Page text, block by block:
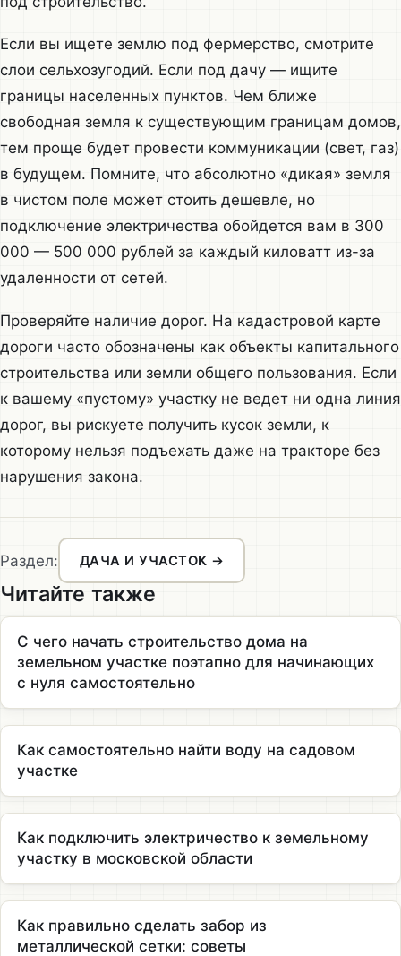
Если вы ищете землю под фермерство, смотрите
слои сельхозугодий. Если под дачу — ищите
границы населенных пунктов. Чем ближе
свободная земля к существующим границам домов,
тем проще будет провести коммуникации (свет, газ)
в будущем. Помните, что абсолютно «дикая» земля
в чистом поле может стоить дешевле, но
подключение электричества обойдется вам в 300
000 — 500 000 рублей за каждый киловатт из-за
удаленности от сетей.
Проверяйте наличие дорог. На кадастровой карте
дороги часто обозначены как объекты капитального
строительства или земли общего пользования. Если
к вашему «пустому» участку не ведет ни одна линия
дорог, вы рискуете получить кусок земли, к
которому нельзя подъехать даже на тракторе без
нарушения закона.
Раздел: ДАЧА И УЧАСТОК →
Читайте также
С чего начать строительство дома на
земельном участке поэтапно для начинающих
с нуля самостоятельно
Как самостоятельно найти воду на садовом
участке
Как подключить электричество к земельному
участку в московской области
Как правильно сделать забор из
металлической сетки: советы